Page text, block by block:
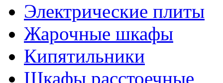
Электрические плиты
Жарочные шкафы
Кипятильники
Шкафы расстоечные